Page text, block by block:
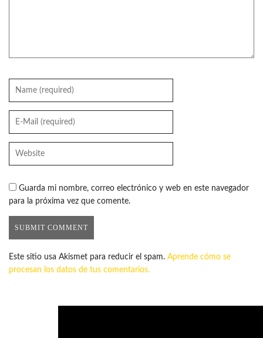
Guarda mi nombre, correo electrónico y web en este navegador
para la próxima vez que comente.
Este sitio usa Akismet para reducir el spam. Aprende cómo se
procesan los datos de tus comentarios.